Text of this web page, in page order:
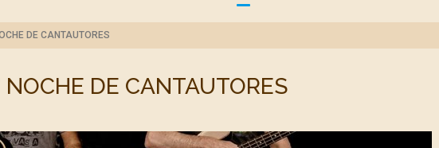
DE CANTAUTORES
NOCHE DE CANTAUTORES